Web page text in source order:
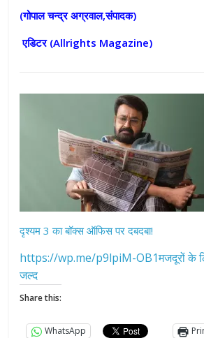
(गोपाल चन्द्र अग्रवाल,संपादक)
एडिटर (Allrights Magazine)
दृश्यम 3 का बॉक्स ऑफिस पर दबदबा!
https://wp.me/p9lpiM-OB1मजदूरों के
जल्द
Share this:
WhatsApp